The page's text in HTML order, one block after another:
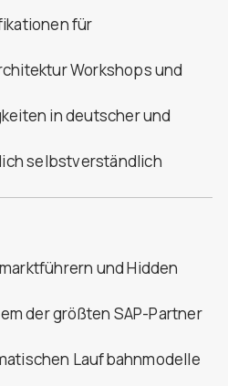
für
Workshops und
in deutscher und
selbstverständlich
und Hidden
der größten SAP-Partner
Laufbahnmodelle